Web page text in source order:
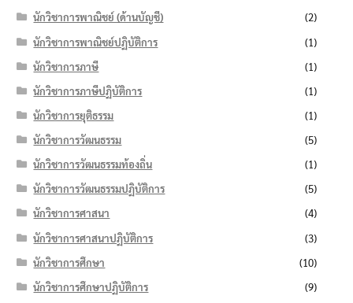
นักวิชาการพาณิชย์ (ด้านบัญชี)
(2)
นักวิชาการพาณิชย์ปฏิบัติการ
(1)
นักวิชาการภาษี
(1)
นักวิชาการภาษีปฏิบัติการ
(1)
นักวิชาการยุติธรรม
(1)
นักวิชาการวัฒนธรรม
(5)
นักวิชาการวัฒนธรรมท้องถิ่น
(1)
นักวิชาการวัฒนธรรมปฏิบัติการ
(5)
นักวิชาการศาสนา
(4)
นักวิชาการศาสนาปฏิบัติการ
(3)
นักวิชาการศึกษา
(10)
นักวิชาการศึกษาปฏิบัติการ
(9)